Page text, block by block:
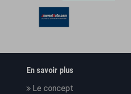
En savoir plus
Le concept